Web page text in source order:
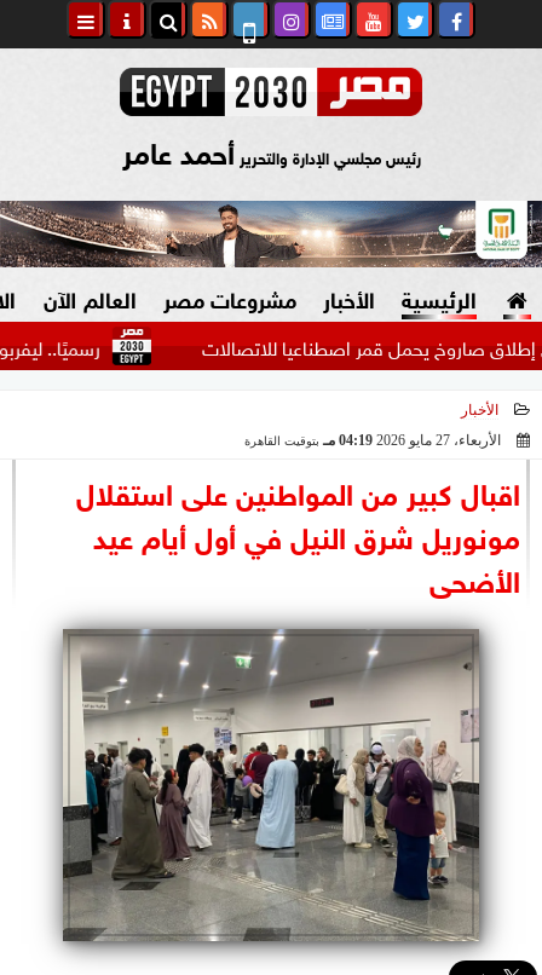
رئيس مجلسي الإدارة والتحرير أحمد عامر
الرئيسية الأخبار
السياسة
الرئاسة
البرلمان
الوزارات
الأحزاب
مشروعات مصر العالم الآن
رسميًا.. ليفربول يضم يحمل قمر اصطناعيا للاتصالات
الأخبار
الأربعاء، 27 مايو 2026
04:19 مـ بتوقيت القاهرة
اقبال كبير من المواطنين على استقلال
مونوريل شرق النيل في أول أيام عيد
الأضحى